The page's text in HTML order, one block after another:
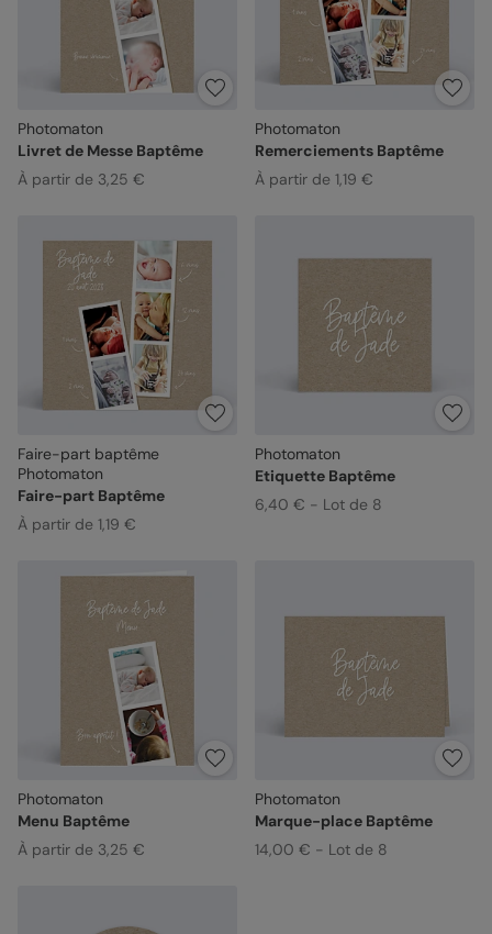
Photomaton
Livret de Messe Baptême
À partir de 3,25 €
Photomaton
Remerciements Baptême
À partir de 1,19 €
Faire-part baptême
Photomaton
Faire-part Baptême
À partir de 1,19 €
Photomaton
Etiquette Baptême
6,40 € - Lot de 8
Photomaton
Menu Baptême
À partir de 3,25 €
Photomaton
Marque-place Baptême
14,00 € - Lot de 8